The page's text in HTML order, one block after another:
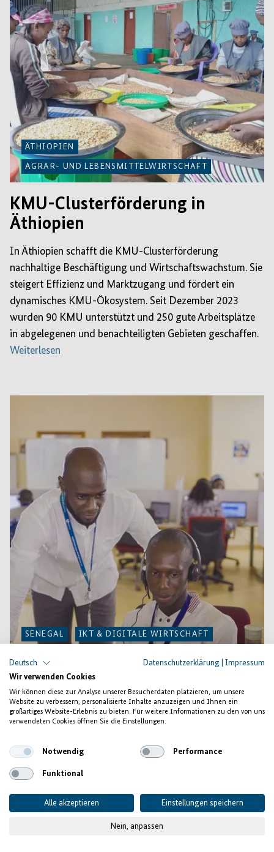
ÄTHIOPIEN
AGRAR- UND LEBENSMITTELWIRTSCHAFT
KMU-Clusterförderung in
Äthiopien
In Äthiopien schafft die KMU-Clusterförderung
nachhaltige Beschäftigung und Wirtschaftswachstum. Sie
steigert Effizienz und Marktzugang und fördert ein
dynamisches KMU-Ökosystem. Seit Dezember 2023
wurden 90 KMU unterstützt und 250 gute Arbeitsplätze
in abgelegenen und benachteiligten Gebieten geschaffen.
Weiterlesen
SENEGAL IKT & DIGITALE WIRTSCHAFT
Way2Call Senegal – Junge
Menschen in Callcenter-Berufen
ausbilden
Dienstleistungen nach Senegal ist in den letzten Jahren
stark gewachsen. Viele junge Menschen und Frauen finden
unterstützt Invest for Jobs das senegalesische Callcenter
Way2Call dabei, vor Ort die benötigten Fachkräfte
Deutsch Datenschutzerklärung
Impressum
Wir verwenden Cookies
Wir können diese zur Analyse unserer Besucherdaten platzieren, um unsere
Website zu verbessern, personalisierte Inhalte anzuzeigen und Ihnen ein
großartiges Website-Erlebnis zu bieten. Für weitere Informationen zu den von uns
verwendeten Cookies öffnen Sie die Einstellungen.
Notwendig Performance
Funktional
Alle akzeptieren Einstellungen speichern
Nein, anpassen